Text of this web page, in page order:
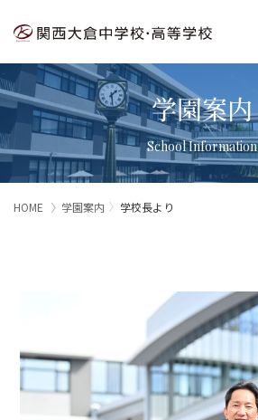
学園案内
School Information
HOME 学園案内 学校長より